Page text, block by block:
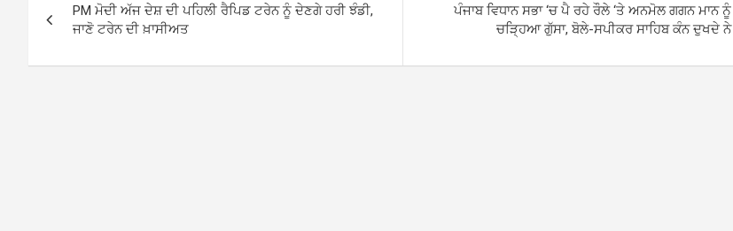
navigation
PM ਮੋਦੀ ਅੱਜ ਦੇਸ਼ ਦੀ ਪਹਿਲੀ ਰੈਪਿਡ ਟਰੇਨ ਨੂੰ ਦੇਣਗੇ ਹਰੀ ਝੰਡੀ,
ਜਾਣੋ ਟਰੇਨ ਦੀ ਖ਼ਾਸੀਅਤ
ਪੰਜਾਬ ਵਿਧਾਨ ਸਭਾ ‘ਚ ਪੈ ਰਹੇ ਰੌਲੇ ‘ਤੇ ਅਨਮੋਲ ਗਗਨ ਮਾਨ ਨੂੰ
ਚੜ੍ਹਿਆ ਗੁੱਸਾ, ਬੋਲੇ-ਸਪੀਕਰ ਸਾਹਿਬ ਕੰਨ ਦੁਖਦੇ ਨੇ